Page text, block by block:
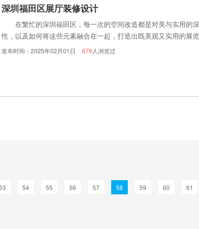
深圳福田区展厅装修设计
在繁忙的深圳福田区，每一次的空间改造都是对美与实用的
性，以及如何将这些元素融合在一起，打造出既美观又实用的展览
发布时间：2025年02月01日 679 人浏览过
54 55 56 57 58 59 60 61